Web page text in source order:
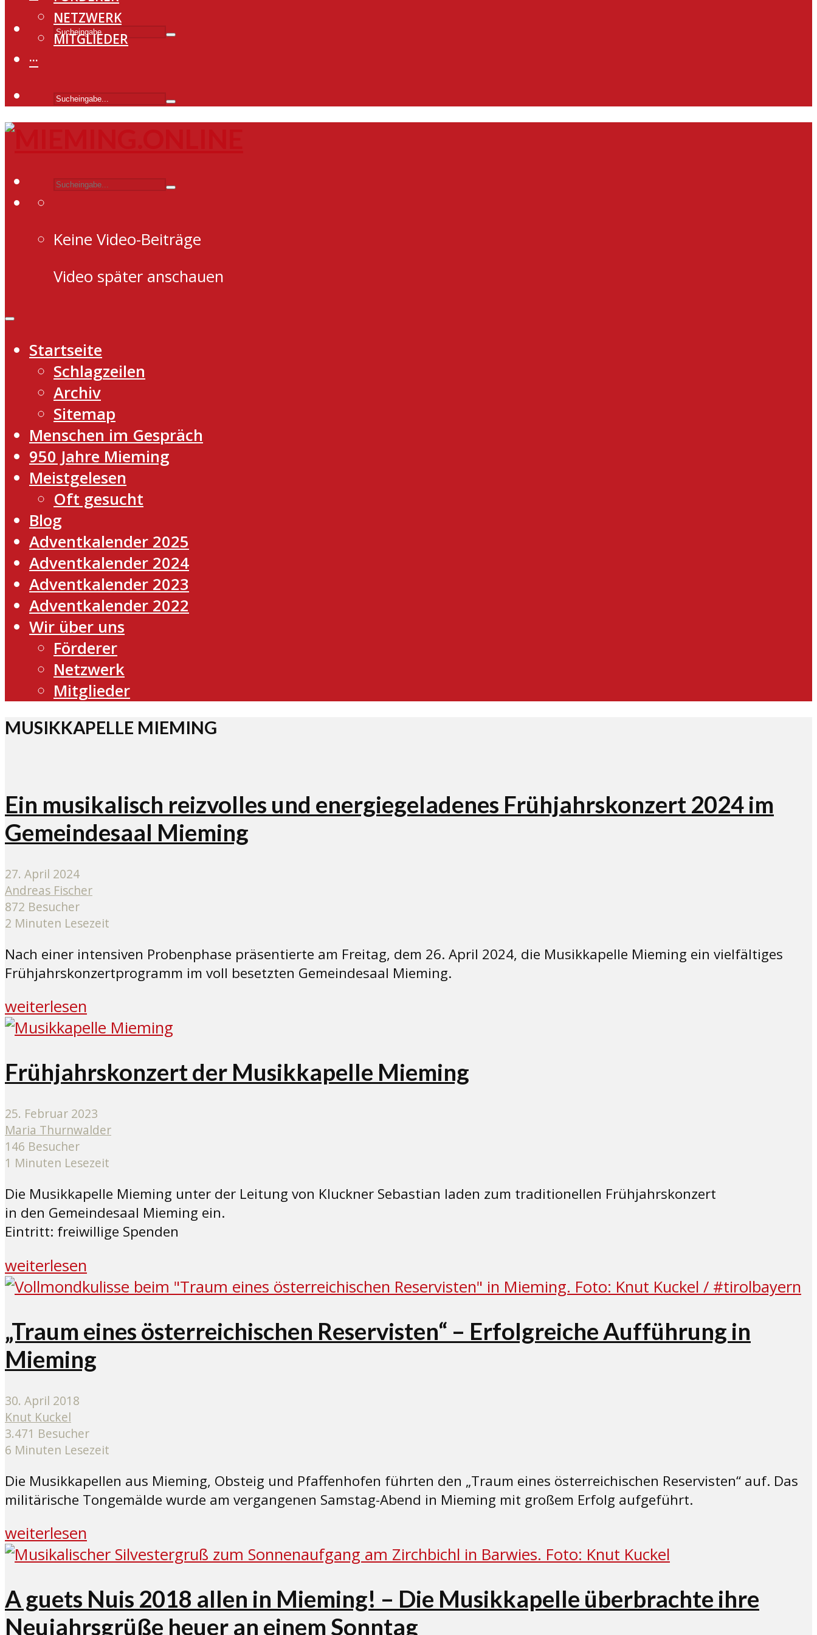
NETZWERK
MITGLIEDER
···
Keine Video-Beiträge
Video später anschauen
Startseite
Schlagzeilen
Archiv
Sitemap
Menschen im Gespräch
950 Jahre Mieming
Meistgelesen
Oft gesucht
Blog
Adventkalender 2025
Adventkalender 2024
Adventkalender 2023
Adventkalender 2022
Wir über uns
Förderer
Netzwerk
Mitglieder
MUSIKKAPELLE MIEMING
Ein musikalisch reizvolles und energiegeladenes Frühjahrskonzert 2024 im
Gemeindesaal Mieming
27. April 2024
Andreas Fischer
872 Besucher
2 Minuten Lesezeit
Nach einer intensiven Probenphase präsentierte am Freitag, dem 26. April 2024, die Musikkapelle Mieming ein vielfältiges
Frühjahrskonzertprogramm im voll besetzten Gemeindesaal Mieming.
weiterlesen
Frühjahrskonzert der Musikkapelle Mieming
25. Februar 2023
Maria Thurnwalder
146 Besucher
1 Minuten Lesezeit
Die Musikkapelle Mieming unter der Leitung von Kluckner Sebastian laden zum traditionellen Frühjahrskonzert
in den Gemeindesaal Mieming ein.
Eintritt: freiwillige Spenden
weiterlesen
„Traum eines österreichischen Reservisten“ – Erfolgreiche Aufführung in
Mieming
30. April 2018
Knut Kuckel
3.471 Besucher
6 Minuten Lesezeit
Die Musikkapellen aus Mieming, Obsteig und Pfaffenhofen führten den „Traum eines österreichischen Reservisten“ auf. Das
militärische Tongemälde wurde am vergangenen Samstag-Abend in Mieming mit großem Erfolg aufgeführt.
weiterlesen
A guets Nuis 2018 allen in Mieming! – Die Musikkapelle überbrachte ihre
Neujahrsgrüße heuer an einem Sonntag